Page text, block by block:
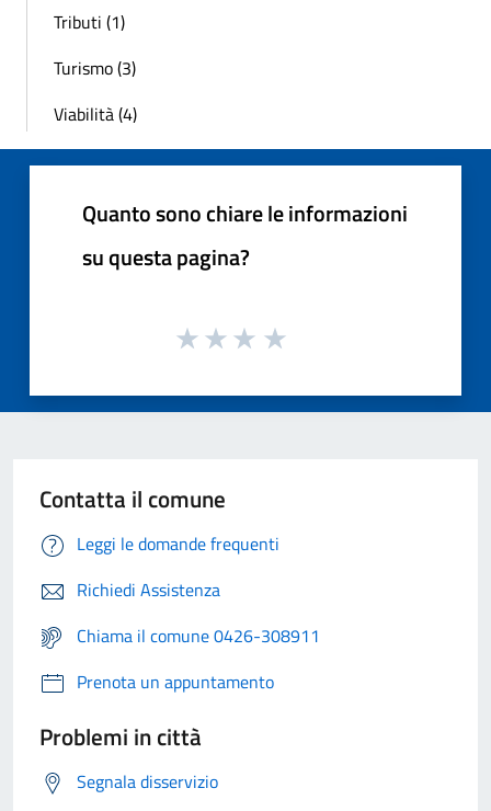
Tributi (1)
Turismo (3)
Viabilità (4)
Quanto sono chiare le informazioni
su questa pagina?
Contatta il comune
Leggi le domande frequenti
Richiedi Assistenza
Chiama il comune 0426-308911
Prenota un appuntamento
Problemi in città
Segnala disservizio